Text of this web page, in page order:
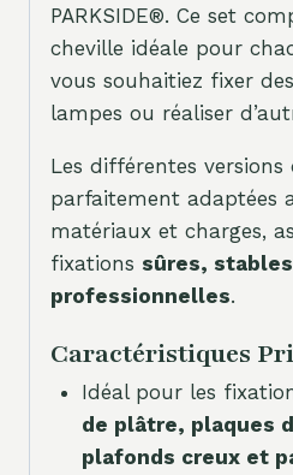
PARKSIDE®. Ce set
cheville idéale pour
vous souhaitiez fixer
lampes ou réaliser
Les différentes
parfaitement adaptées
matériaux et charges,
fixations sûres,
professionnelles.
Caractéristiques
Idéal pour les
de plâtre, plaques
plafonds creux et